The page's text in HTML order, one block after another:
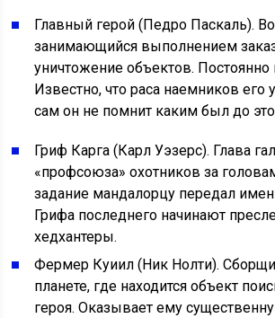
Главный герой (Педро Паскаль).
занимающийся выполнением
уничтожение объектов.
Известно, что раса наемников его
сам он не помнит каким был до
Гриф Карга (Карл Уэзерс). Глава
«профсоюза» охотников за
задание мандалорцу передал
Грифа последнего начинают
хедхантеры.
Фермер Куиил (Ник Нолти).
планете, где находится объект
героя. Оказывает ему